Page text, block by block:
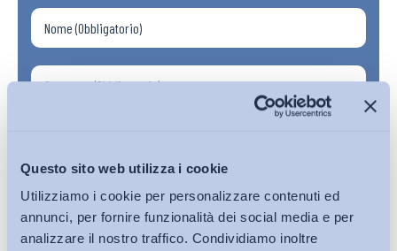
Questo sito web utilizza i cookie
Utilizziamo i cookie per personalizzare contenuti ed
annunci, per fornire funzionalità dei social media e per
analizzare il nostro traffico. Condividiamo inoltre